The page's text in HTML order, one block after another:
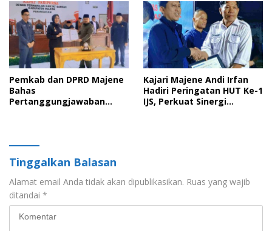
Keluarga
Pemkab dan DPRD Majene
Bahas
Pertanggungjawaban
Kajari Majene Andi Irfan
Hadiri Peringatan HUT Ke-1
IJS, Perkuat Sinergi
Tinggalkan Balasan
Alamat email Anda tidak akan dipublikasikan. Ruas yang wajib
ditandai *